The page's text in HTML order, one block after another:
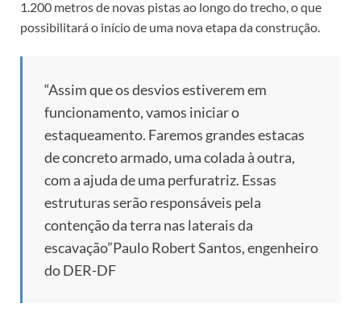
1.200 metros de novas pistas ao longo do trecho, o que
possibilitará o início de uma nova etapa da construção.
“Assim que os desvios estiverem em
funcionamento, vamos iniciar o
estaqueamento. Faremos grandes estacas
de concreto armado, uma colada à outra,
com a ajuda de uma perfuratriz. Essas
estruturas serão responsáveis pela
contenção da terra nas laterais da
escavação”Paulo Robert Santos, engenheiro
do DER-DF